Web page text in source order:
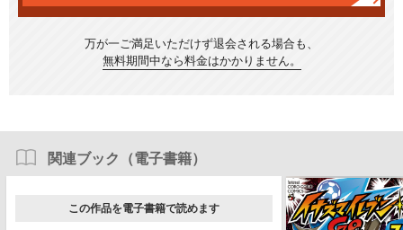
万が一ご満足いただけず退会される場合も、
無料期間中なら料金はかかりません。
関連ブック（電子書籍）
この作品を電子書籍で読めます